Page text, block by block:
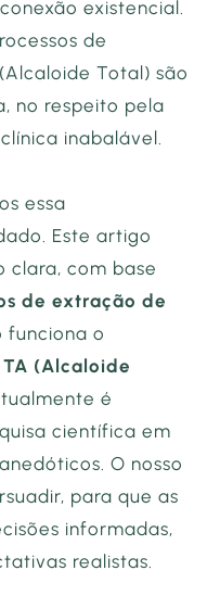
existencial.
de
Total) são
no respeito pela
inabalável.
essa
Este artigo
clara, com base
de extração de
funciona o
(Alcaloide
é
científica em
O nosso
para que as
informadas,
realistas.